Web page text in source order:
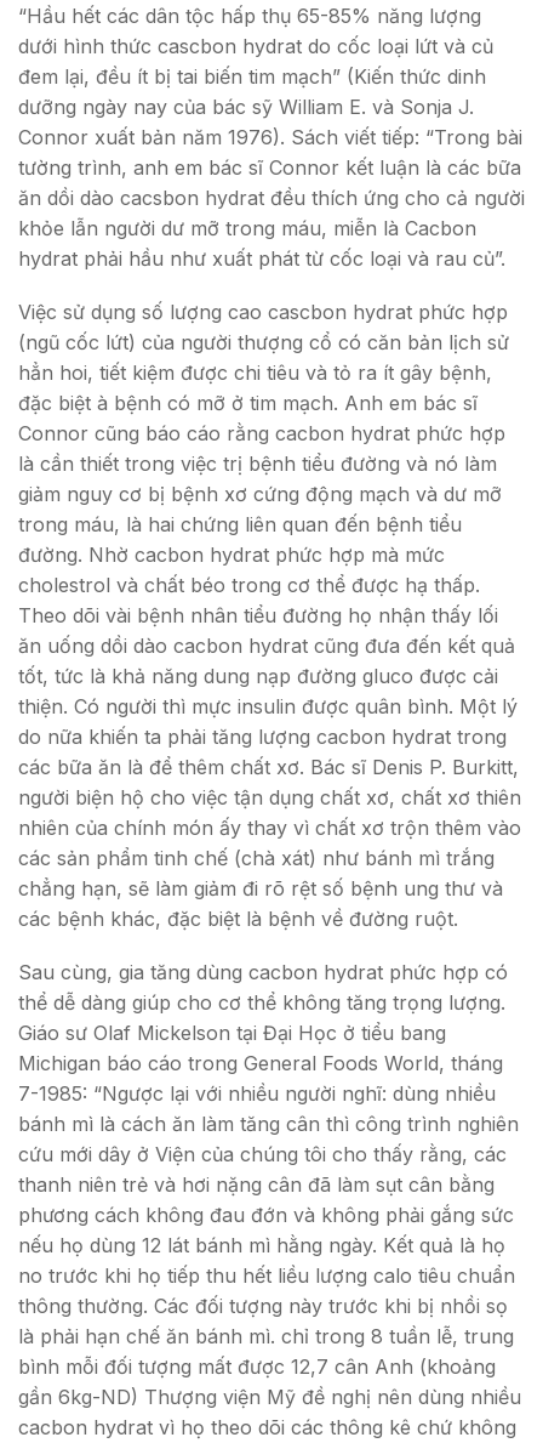
“Hầu hết các dân tộc hấp thụ 65-85% năng lượng
dưới hình thức cascbon hydrat do cốc loại lứt và củ
đem lại, đều ít bị tai biến tim mạch” (Kiến thức dinh
dưỡng ngày nay của bác sỹ William E. và Sonja J.
Connor xuất bản năm 1976). Sách viết tiếp: “Trong bài
tường trình, anh em bác sĩ Connor kết luận là các bữa
ăn dồi dào cacsbon hydrat đều thích ứng cho cả người
khỏe lẫn người dư mỡ trong máu, miễn là Cacbon
hydrat phải hầu như xuất phát từ cốc loại và rau củ”.
Việc sử dụng số lượng cao cascbon hydrat phức hợp
(ngũ cốc lứt) của người thượng cổ có căn bản lịch sử
hẳn hoi, tiết kiệm được chi tiêu và tỏ ra ít gây bệnh,
đặc biệt à bệnh có mỡ ở tim mạch. Anh em bác sĩ
Connor cũng báo cáo rằng cacbon hydrat phức hợp
là cần thiết trong việc trị bệnh tiểu đường và nó làm
giảm nguy cơ bị bệnh xơ cứng động mạch và dư mỡ
trong máu, là hai chứng liên quan đến bệnh tiểu
đường. Nhờ cacbon hydrat phức hợp mà mức
cholestrol và chất béo trong cơ thể được hạ thấp.
Theo dõi vài bệnh nhân tiểu đường họ nhận thấy lối
ăn uống dồi dào cacbon hydrat cũng đưa đến kết quả
tốt, tức là khả năng dung nạp đường gluco được cải
thiện. Có người thì mực insulin được quân bình. Một lý
do nữa khiến ta phải tăng lượng cacbon hydrat trong
các bữa ăn là để thêm chất xơ. Bác sĩ Denis P. Burkitt,
người biện hộ cho việc tận dụng chất xơ, chất xơ thiên
nhiên của chính món ấy thay vì chất xơ trộn thêm vào
các sản phẩm tinh chế (chà xát) như bánh mì trắng
chẳng hạn, sẽ làm giảm đi rõ rệt số bệnh ung thư và
các bệnh khác, đặc biệt là bệnh về đường ruột.
Sau cùng, gia tăng dùng cacbon hydrat phức hợp có
thể dễ dàng giúp cho cơ thể không tăng trọng lượng.
Giáo sư Olaf Mickelson tại Đại Học ở tiểu bang
Michigan báo cáo trong General Foods World, tháng
7-1985: “Ngược lại với nhiều người nghĩ: dùng nhiều
bánh mì là cách ăn làm tăng cân thì công trình nghiên
cứu mới dây ở Viện của chúng tôi cho thấy rằng, các
thanh niên trẻ và hơi nặng cân đã làm sụt cân bằng
phương cách không đau đớn và không phải gắng sức
nếu họ dùng 12 lát bánh mì hằng ngày. Kết quả là họ
no trước khi họ tiếp thu hết liều lượng calo tiêu chuẩn
thông thường. Các đối tượng này trước khi bị nhồi sọ
là phải hạn chế ăn bánh mì. chỉ trong 8 tuần lễ, trung
bình mỗi đối tượng mất được 12,7 cân Anh (khoảng
gần 6kg-ND) Thượng viện Mỹ đề nghị nên dùng nhiều
cacbon hydrat vì họ theo dõi các thông kê chứ không